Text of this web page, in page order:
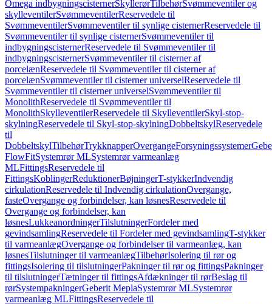
Omega indbygningscisternerSkyllerørTilbehørSvømmeventiler og
skylleventilerSvømmeventilerReservedele til
SvømmeventilerSvømmeventiler til synlige cisternerReservedele til
Svømmeventiler til synlige cisternerSvømmeventiler til
indbygningscisternerReservedele til Svømmeventiler til
indbygningscisternerSvømmeventiler til cisterner af
porcelænReservedele til Svømmeventiler til cisterner af
porcelænSvømmeventiler til cisterner universelReservedele til
Svømmeventiler til cisterner universelSvømmeventiler til
MonolithReservedele til Svømmeventiler til
MonolithSkylleventilerReservedele til SkylleventilerSkyl-stop-
skylningReservedele til Skyl-stop-skylningDobbeltskylReservedele
til
DobbeltskylTilbehørTrykknapperOvergangeForsyningssystemer
FlowFitSystemrør MLSystemrør varmeanlæg
MLFittingsReservedele til
FittingsKoblingerReduktionerBøjningerT-stykkerIndvendig
cirkulationReservedele til Indvendig cirkulationOvergange,
fasteOvergange og forbindelser, kan løsnesReservedele til
Overgange og forbindelser, kan
løsnesLukkeanordningerTilslutningerFordeler med
gevindsamlingReservedele til Fordeler med gevindsamlingT-stykker
til varmeanlægOvergange og forbindelser til varmeanlæg, kan
løsnesTilslutninger til varmeanlægTilbehørIsolering til rør og
fittingsIsolering til tilslutningerPakninger til rør og fittingsPakninger
til tilslutningerTætninger til fittingsAfdækninger til rørBeslag til
rørSystempakningerGeberit MeplaSystemrør MLSystemrør
varmeanlæg MLFittingsReservedele til